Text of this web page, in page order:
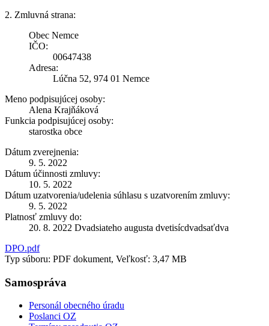
2. Zmluvná strana:
Obec Nemce
IČO:
00647438
Adresa:
Lúčna 52, 974 01 Nemce
Meno podpisujúcej osoby:
Alena Krajňáková
Funkcia podpisujúcej osoby:
starostka obce
Dátum zverejnenia:
9. 5. 2022
Dátum účinnosti zmluvy:
10. 5. 2022
Dátum uzatvorenia/udelenia súhlasu s uzatvorením zmluvy:
9. 5. 2022
Platnosť zmluvy do:
20. 8. 2022 Dvadsiateho augusta dvetisícdvadsaťdva
DPO.pdf
Typ súboru: PDF dokument, Veľkosť: 3,47 MB
Samospráva
Personál obecného úradu
Poslanci OZ